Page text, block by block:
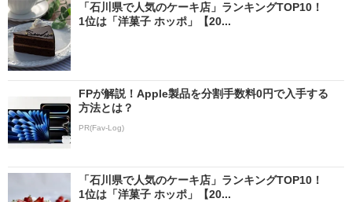
「石川県で人気のケーキ店」ランキングTOP10！
1位は「洋菓子 ホッポ」【20...
FPが解説！Apple製品を分割手数料0円で入手する
方法とは？
PR(Fav-Log)
「石川県で人気のケーキ店」ランキングTOP10！
1位は「洋菓子 ホッポ」【20...